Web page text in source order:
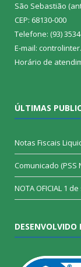
São Sebastião
CEP: 68130-000
Telefone: (93)
E-mail:
Horário de
ÚLTIMAS
Notas Fiscais
Comunicado (PSS
NOTA OFICIAL 1 de
DESENVOLVIDO